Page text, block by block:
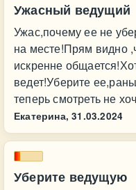
Ужасный ведущий
Ужас,почему ее не
на месте!Прям видно
искренне
ведет!Уберите
теперь смотреть не
Екатерина, 31.03.2024
Уберите ведущую